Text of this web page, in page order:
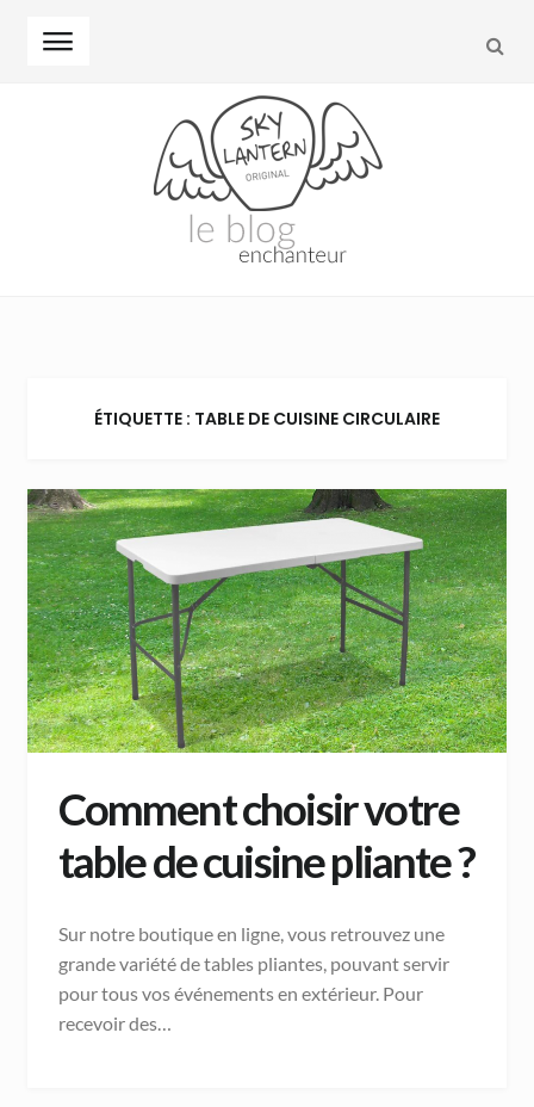
ÉTIQUETTE : TABLE DE CUISINE CIRCULAIRE
Comment choisir votre
table de cuisine pliante ?
Sur notre boutique en ligne, vous retrouvez une
grande variété de tables pliantes, pouvant servir
pour tous vos événements en extérieur. Pour
recevoir des…